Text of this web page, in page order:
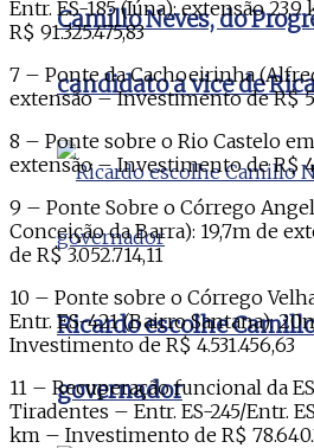
Camillo Neves, do
candidato a vice de
Ricardo escolhe
governador
Entr. ES-185 (Iúna): extensão
R$ 91.325.475,83
7 – Ponte da Cachoeirinha
extensão – Investimento de R$
8 – Ponte sobre o Rio Castelo
extensão – Investimento de R$
9 – Ponte Sobre o Córrego
Conceição da Barra): 19,7m de
de R$ 3.052.714,11
10 – Ponte sobre o Córrego
Entr. ES-421 (Bairro Santana):
Investimento de R$ 4.531.456,63
11 – Recuperação funcional da
Tiradentes – Entr. ES-245/Entr.
km – Investimento de R$